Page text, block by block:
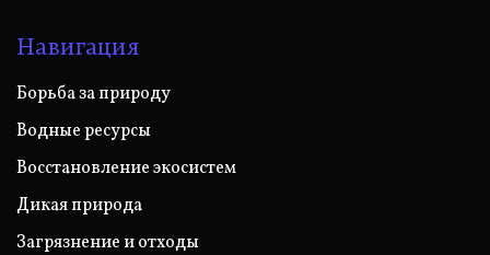
Навигация
Борьба за природу
Водные ресурсы
Восстановление экосистем
Дикая природа
Загрязнение и отходы